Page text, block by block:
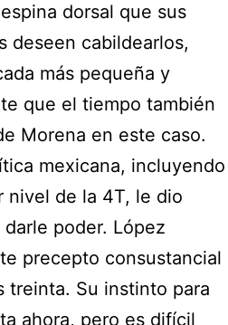
dorsal que sus
deseen cabildearlos,
más pequeña y
que el tiempo también
Morena en este caso.
mexicana, incluyendo
nivel de la 4T, le dio
poder. López
precepto consustancial
treinta. Su instinto para
ahora, pero es difícil